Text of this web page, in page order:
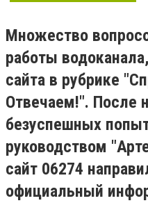
Множество
работы
сайта в рубрике
Отвечаем!". После
безуспешных
руководством
сайт 06274
официальный